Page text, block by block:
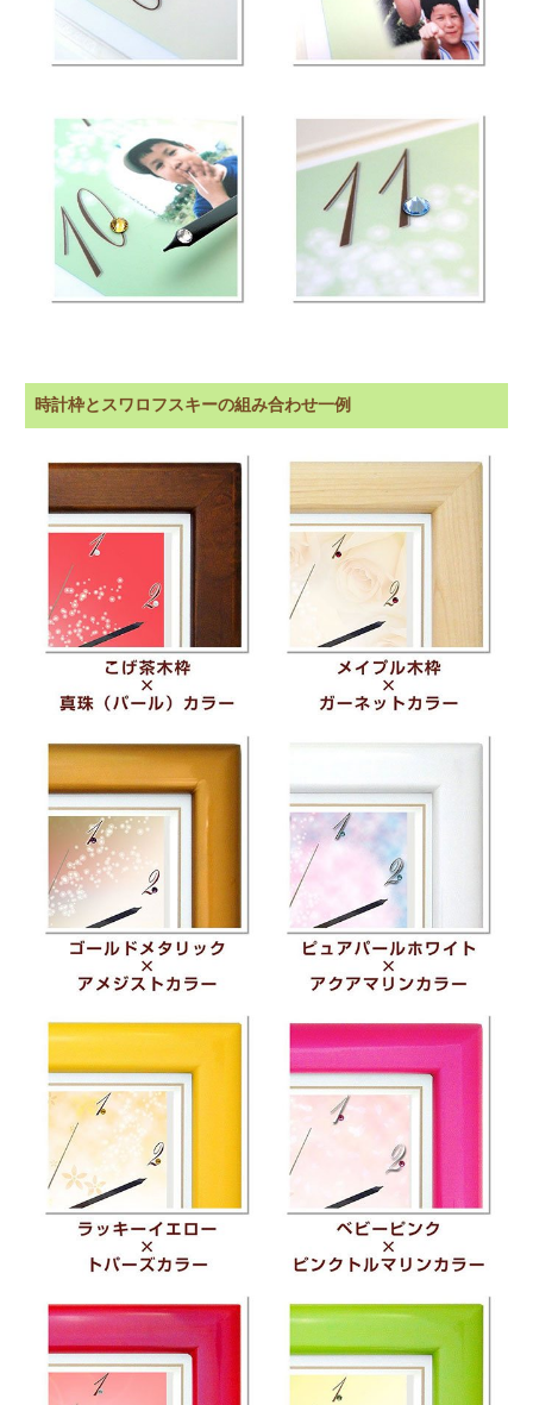
時計枠とスワロフスキーの組み合わせ一例